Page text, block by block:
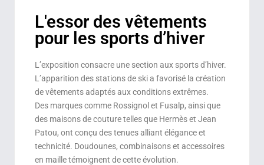
L'essor des vêtements
pour les sports d’hiver
L’exposition consacre une section aux sports d’hiver.
L’apparition des stations de ski a favorisé la création
de vêtements adaptés aux conditions extrêmes.
Des marques comme Rossignol et Fusalp, ainsi que
des maisons de couture telles que Hermès et Jean
Patou, ont conçu des tenues alliant élégance et
technicité. Doudounes, combinaisons et accessoires
en maille témoignent de cette évolution.